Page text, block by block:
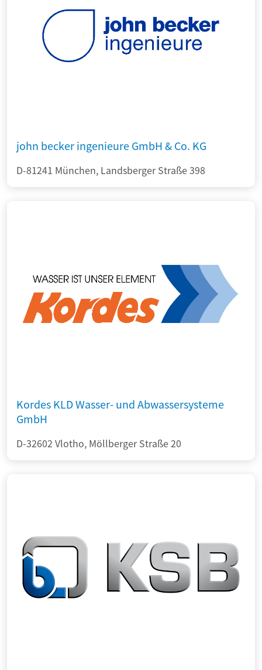
john becker ingenieure GmbH & Co. KG
D-81241 München, Landsberger Straße 398
Kordes KLD Wasser- und Abwassersysteme
GmbH
D-32602 Vlotho, Möllberger Straße 20